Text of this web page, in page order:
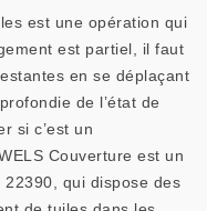
est une opération qui
est partiel, il faut
en se déplaçant
de l’état de
si c’est un
Couverture est un
qui dispose des